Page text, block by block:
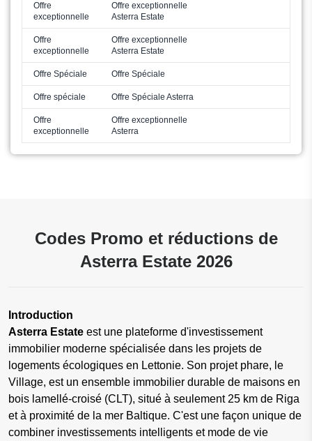
Offre
exceptionnelle
Offre exceptionnelle
Asterra Estate
Offre
exceptionnelle
Offre exceptionnelle
Asterra Estate
Offre Spéciale Offre Spéciale
Offre spéciale Offre Spéciale Asterra
Offre
exceptionnelle
Offre exceptionnelle
Asterra
Codes Promo et réductions de
Asterra Estate 2026
Introduction
Asterra Estate est une plateforme d'investissement
immobilier moderne spécialisée dans les projets de
logements écologiques en Lettonie. Son projet phare, le
Village, est un ensemble immobilier durable de maisons en
bois lamellé-croisé (CLT), situé à seulement 25 km de Riga
et à proximité de la mer Baltique. C'est une façon unique de
combiner investissements intelligents et mode de vie